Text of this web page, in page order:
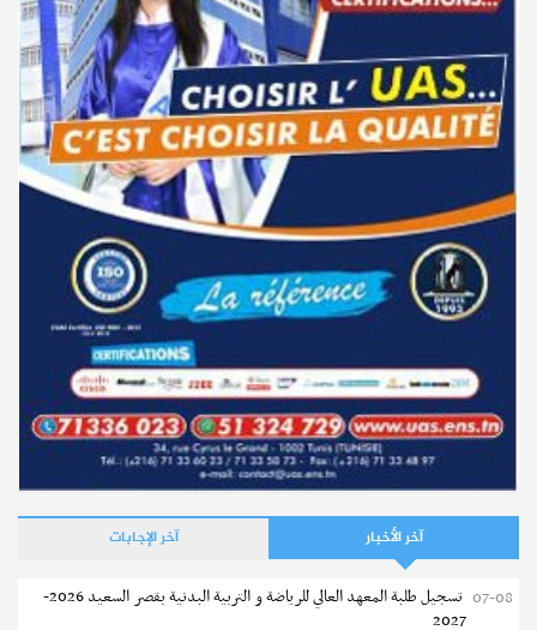
آخر الأخبار آخر الإجابات
07-08
تسجيل طلبة المعهد العالي للرياضة و التربية البدنية بقصر السعيد 2026-
2027